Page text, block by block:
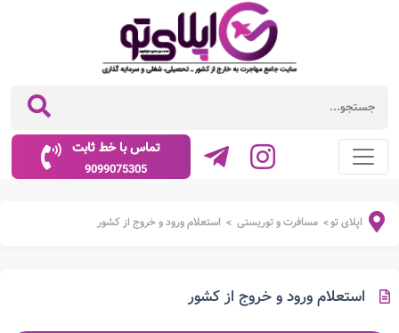
تماس با خط ثابت
9099075305
اپلای تو> مسافرت و توریستی > استعلام ورود و خروج از کشور
استعلام ورود و خروج از کشور